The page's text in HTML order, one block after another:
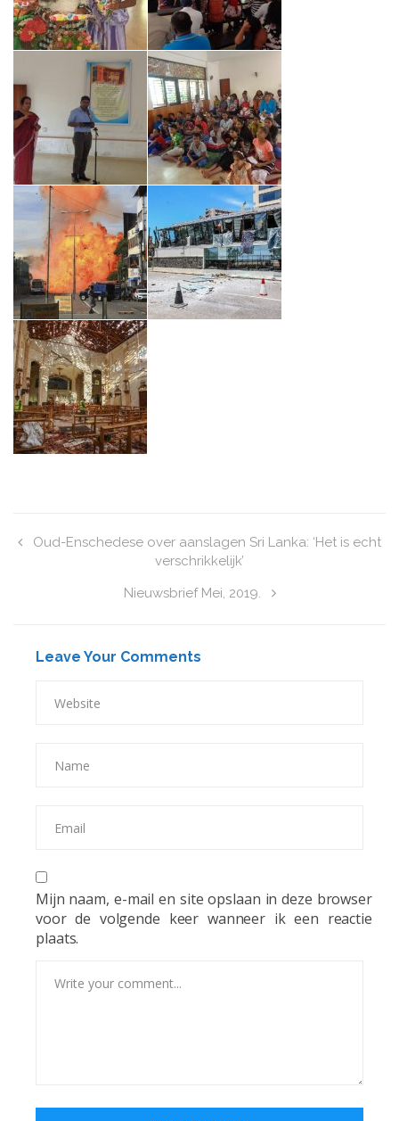
Oud-Enschedese over aanslagen Sri Lanka: ‘Het is echt
verschrikkelijk’
Nieuwsbrief Mei, 2019.
Leave Your Comments
Mijn naam, e-mail en site opslaan in deze browser
voor de volgende keer wanneer ik een reactie
plaats.